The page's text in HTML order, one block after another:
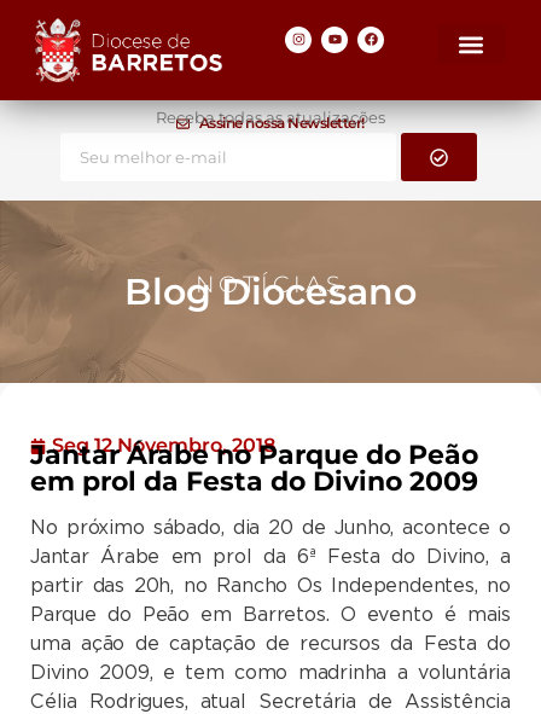
Assine nossa Newsletter!
Receba todas as atualizações
NOTÍCIAS
Blog Diocesano
Seg 12 Novembro, 2018
Jantar Árabe no Parque do Peão
em prol da Festa do Divino 2009
No próximo sábado, dia 20 de Junho, acontece o
Jantar Árabe em prol da 6ª Festa do Divino, a
partir das 20h, no Rancho Os Independentes, no
Parque do Peão em Barretos. O evento é mais
uma ação de captação de recursos da Festa do
Divino 2009, e tem como madrinha a voluntária
Célia Rodrigues, atual Secretária de Assistência